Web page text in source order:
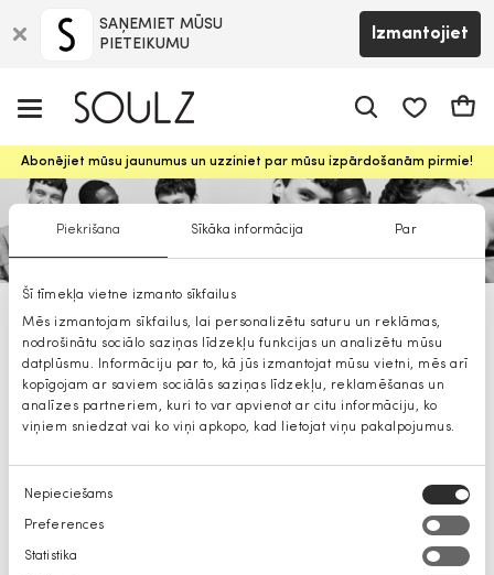
Piekrišana Sīkāka informācija Par
Šī tīmekļa vietne izmanto sīkfailus
Mēs izmantojam sīkfailus, lai personalizētu saturu un reklāmas,
nodrošinātu sociālo saziņas līdzekļu funkcijas un analizētu mūsu
datplūsmu. Informāciju par to, kā jūs izmantojat mūsu vietni, mēs arī
kopīgojam ar saviem sociālās saziņas līdzekļu, reklamēšanas un
analīzes partneriem, kuri to var apvienot ar citu informāciju, ko
viņiem sniedzat vai ko viņi apkopo, kad lietojat viņu pakalpojumus.
Piekrišanas
izvēle
Nepieciešams
Preferences
Statistika
SAŅEMIET MŪSU
PIETEIKUMU
Izmantojiet
Abonējiet mūsu jaunumus un uzziniet par mūsu izpārdošanām pirmie!
Jack&Jones: visas kategorijas